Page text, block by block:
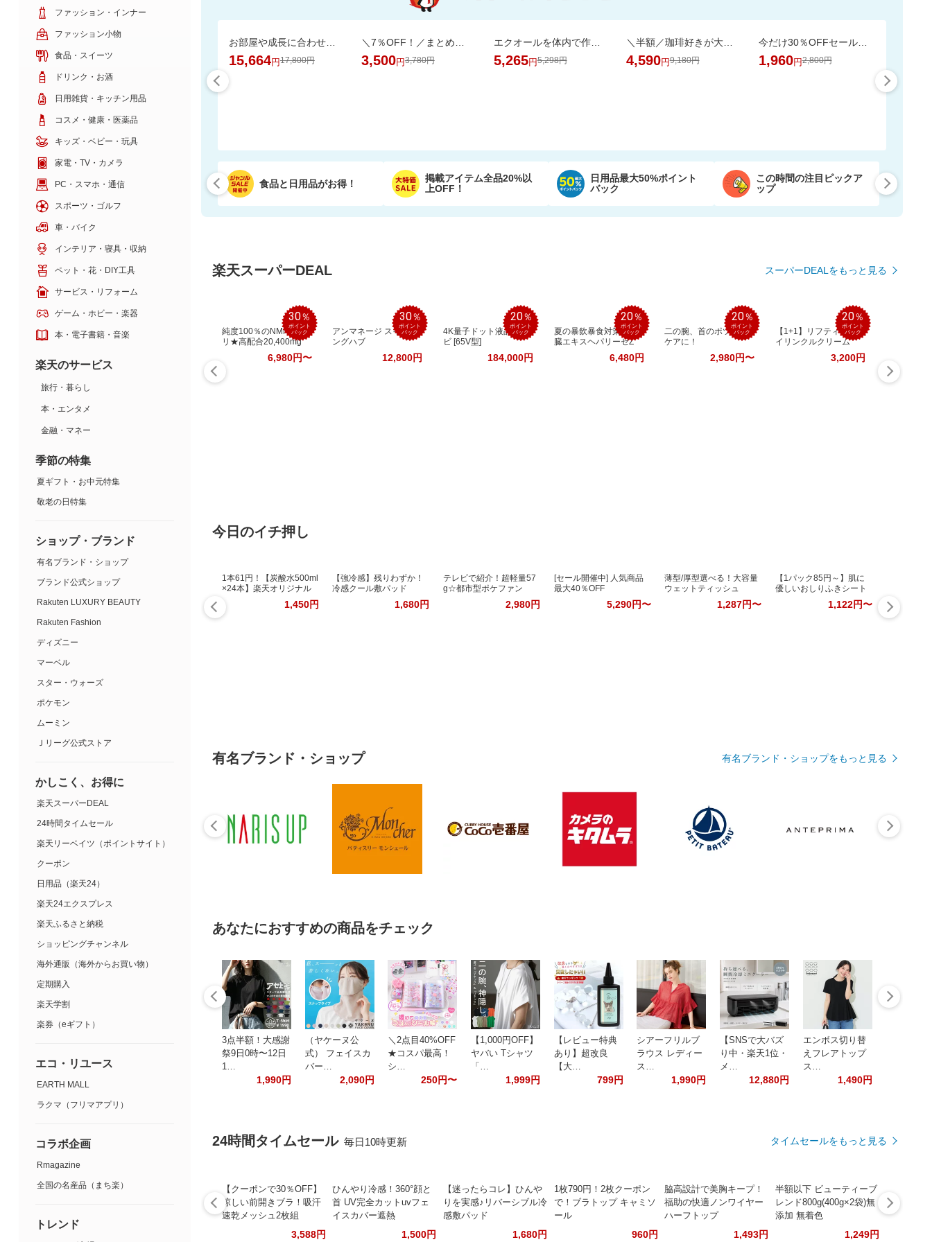
お部屋や成長に合わせて7通りに使える、多機能ベビーサークル
15,664円17,800円 3,500円3,780円
エクオールを体内で作れるのは日本人の約2人に1人と言われております。おすすめです
5,265円5,298円
＼半額／珈琲好きが大喜び。銀座の専門店の芳醇なドリップ珈琲を飲み比べ10種100杯
4,590円9,180円
今だけ30％OFFセール！猫砂鉱物タイプ＼約一か月490円／【楽天オリジナル】
1,960円2,800円
食品と日用品がお得！
掲載アイテム全品20%以
上OFF！
日用品最大50%ポイント
バック
この時間の注目ピックア
ップ
楽天スーパーDEAL スーパーDEALをもっと見る
30％
ポイント
バック
純度100％のNMNサプ
リ★高配合20,400mg
6,980円〜
30％
ポイント
バック
アンマネージ スイッチ
ングハブ
12,800円
20％
ポイント
バック
4K量子ドット液晶テレ
ビ [65V型]
184,000円
20％
ポイント
バック
夏の暴飲暴食対策！肝
臓エキスヘパリーゼZ
6,480円
20％
ポイント
バック
二の腕、首のポツポツ
ケアに！
2,980円〜
20％
ポイント
バック
【1+1】リフティングア
イリンクルクリーム
3,200円
今日のイチ押し
1本61円！【炭酸水500ml
×24本】楽天オリジナル
1,450円
【強冷感】残りわずか！
冷感クール敷パッド
1,680円
テレビで紹介！超軽量57
g☆都市型ポケファン
2,980円
[セール開催中] 人気商品
最大40％OFF
5,290円〜
薄型/厚型選べる！大容量
ウェットティッシュ
1,287円〜
【1パック85円～】肌に
優しいおしりふきシート
1,122円〜
有名ブランド・ショップ 有名ブランド・ショップをもっと見る
あなたにおすすめの商品をチェック
3点半額！大感謝
祭9日0時〜12日
1…
1,990円
（ヤケーヌ公
式） フェイスカ
バー…
2,090円
＼2点目40%OFF
★コスパ最高！
シ…
250円〜
【1,000円OFF】
ヤバい Tシャツ
「…
1,999円
【レビュー特典
あり】超改良
【大…
799円
シアーフリルブ
ラウス レディー
ス…
1,990円
【SNSで大バズ
り中・楽天1位・
メ…
12,880円
エンボス切り替
えフレアトップ
ス…
1,490円
24時間タイムセール 毎日10時更新 タイムセールをもっと見る
【クーポンで30％OFF】
涼しい前開きブラ！吸汗
速乾メッシュ2枚組
3,588円
ひんやり冷感！360°顔と
首 UV完全カットuvフェ
イスカバー遮熱
1,500円
【迷ったらコレ】ひんや
りを実感♪リバーシブル冷
感敷パッド
1,680円
1枚790円！2枚クーポン
で！ブラトップ キャミソ
ール
960円
脇高設計で美胸キープ！
福助の快適ノンワイヤー
ハーフトップ
1,493円
半額以下 ビューティーブ
レンド800g(400g×2袋)無
添加 無着色
1,249円
ファッション・インナー
ファッション小物
食品・スイーツ
ドリンク・お酒
日用雑貨・キッチン用品
コスメ・健康・医薬品
キッズ・ベビー・玩具
家電・TV・カメラ
PC・スマホ・通信
スポーツ・ゴルフ
車・バイク
インテリア・寝具・収納
ペット・花・DIY工具
サービス・リフォーム
ゲーム・ホビー・楽器
本・電子書籍・音楽
楽天のサービス
旅行・暮らし
本・エンタメ
金融・マネー
季節の特集
夏ギフト・お中元特集
敬老の日特集
ショップ・ブランド
有名ブランド・ショップ
ブランド公式ショップ
Rakuten LUXURY BEAUTY
Rakuten Fashion
ディズニー
マーベル
スター・ウォーズ
ポケモン
ムーミン
Ｊリーグ公式ストア
かしこく、お得に
楽天スーパーDEAL
24時間タイムセール
楽天リーベイツ（ポイントサイト）
クーポン
日用品（楽天24）
楽天24エクスプレス
楽天ふるさと納税
ショッピングチャンネル
海外通販（海外からお買い物）
定期購入
楽天学割
楽券（eギフト）
エコ・リユース
EARTH MALL
ラクマ（フリマアプリ）
コラボ企画
Rmagazine
全国の名産品（まち楽）
トレンド